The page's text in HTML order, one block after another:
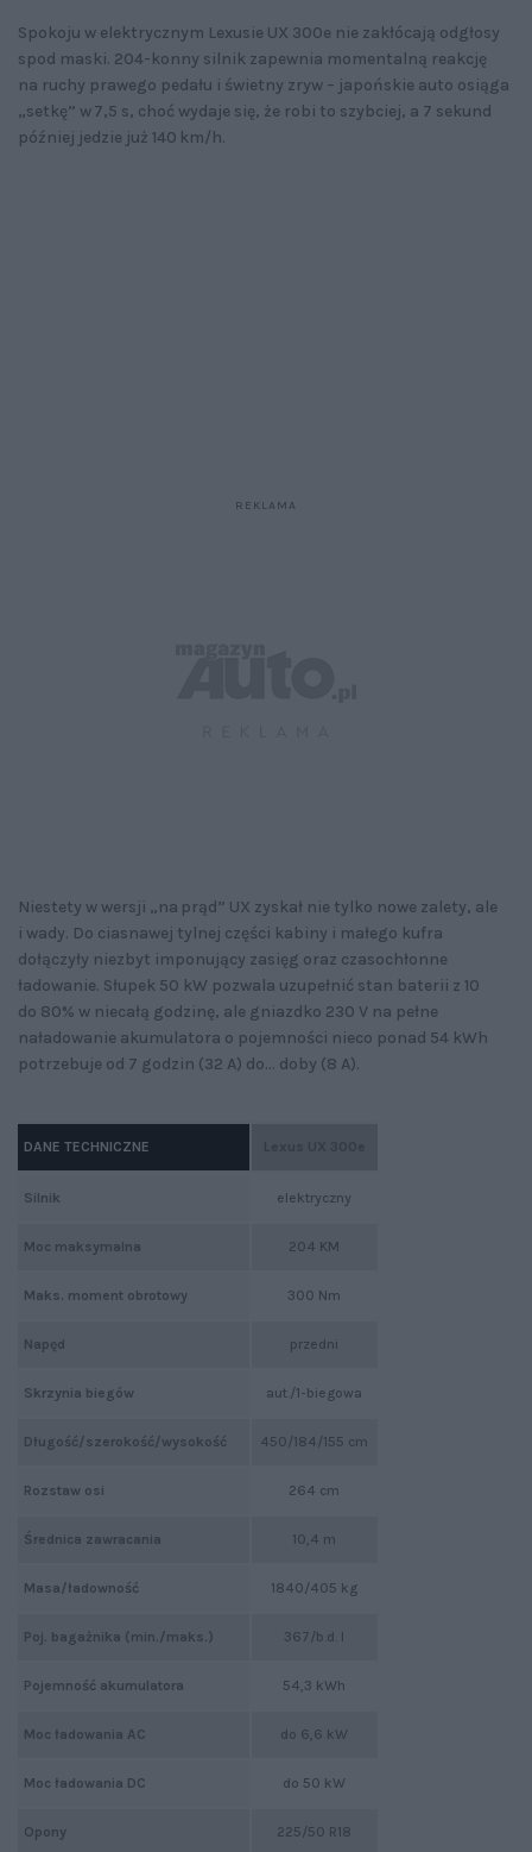
Spokoju w elektrycznym Lexusie UX 300e nie zakłócają odgłosy
spod maski. 204-konny silnik zapewnia momentalną reakcję
na ruchy prawego pedału i świetny zryw – japońskie auto osiąga
„setkę” w 7,5 s, choć wydaje się, że robi to szybciej, a 7 sekund
później jedzie już 140 km/h.
Niestety w wersji „na prąd” UX zyskał nie tylko nowe zalety, ale
i wady. Do ciasnawej tylnej części kabiny i małego kufra
dołączyły niezbyt imponujący zasięg oraz czasochłonne
ładowanie. Słupek 50 kW pozwala uzupełnić stan baterii z 10
do 80% w niecałą godzinę, ale gniazdko 230 V na pełne
naładowanie akumulatora o pojemności nieco ponad 54 kWh
potrzebuje od 7 godzin (32 A) do... doby (8 A).
elektryczny
204 KM
300 Nm
przedni
aut./1-biegowa
450/184/155 cm
264 cm
10,4 m
1840/405 kg
367/b.d. l
54,3 kWh
do 6,6 kW
do 50 kW
225/50 R18
DANE TECHNICZNE
Silnik
Moc maksymalna
Maks. moment obrotowy
Napęd
Skrzynia biegów
Długość/szerokość/wysokość
Rozstaw osi
Średnica zawracania
Masa/ładowność
Poj. bagażnika (min./maks.)
Pojemność akumulatora
Moc ładowania AC
Moc ładowania DC
Opony